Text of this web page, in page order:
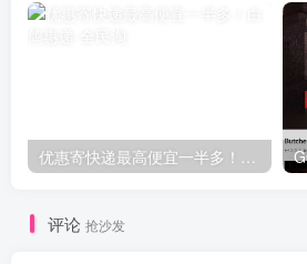
评论 抢沙发